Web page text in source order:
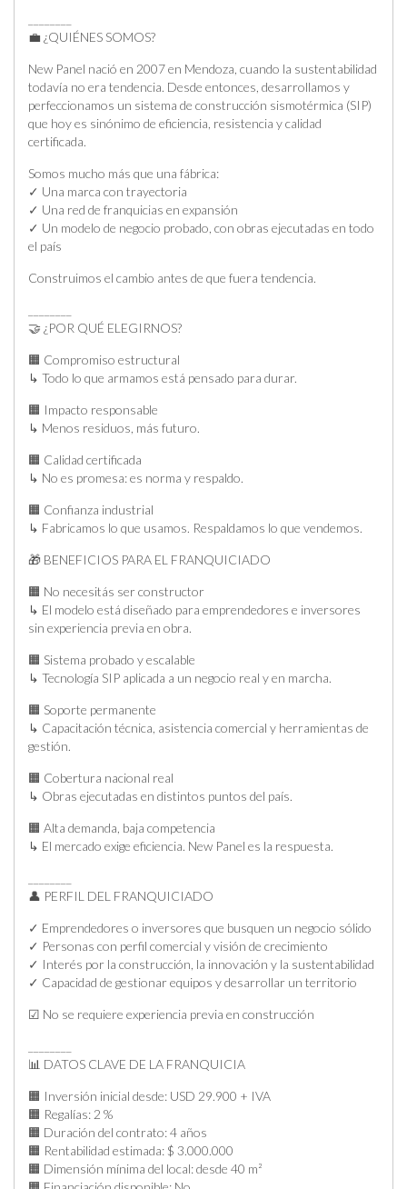
💼 ¿QUIÉNES SOMOS?
New Panel nació en 2007 en Mendoza, cuando la sustentabilidad
todavía no era tendencia. Desde entonces, desarrollamos y
perfeccionamos un sistema de construcción sismotérmica (SIP)
que hoy es sinónimo de eficiencia, resistencia y calidad
certificada.
Somos mucho más que una fábrica:
✓ Una marca con trayectoria
✓ Una red de franquicias en expansión
✓ Un modelo de negocio probado, con obras ejecutadas en todo
el país
Construimos el cambio antes de que fuera tendencia.
🤝 ¿POR QUÉ ELEGIRNOS?
🟧 Compromiso estructural
↳ Todo lo que armamos está pensado para durar.
🟧 Impacto responsable
↳ Menos residuos, más futuro.
🟧 Calidad certificada
↳ No es promesa: es norma y respaldo.
🟧 Confianza industrial
↳ Fabricamos lo que usamos. Respaldamos lo que vendemos.
🎁 BENEFICIOS PARA EL FRANQUICIADO
🟧 No necesitás ser constructor
↳ El modelo está diseñado para emprendedores e inversores
sin experiencia previa en obra.
🟧 Sistema probado y escalable
↳ Tecnología SIP aplicada a un negocio real y en marcha.
🟧 Soporte permanente
↳ Capacitación técnica, asistencia comercial y herramientas de
gestión.
🟧 Cobertura nacional real
↳ Obras ejecutadas en distintos puntos del país.
🟧 Alta demanda, baja competencia
↳ El mercado exige eficiencia. New Panel es la respuesta.
👤 PERFIL DEL FRANQUICIADO
✓ Emprendedores o inversores que busquen un negocio sólido
✓ Personas con perfil comercial y visión de crecimiento
✓ Interés por la construcción, la innovación y la sustentabilidad
✓ Capacidad de gestionar equipos y desarrollar un territorio
☑ No se requiere experiencia previa en construcción
📊 DATOS CLAVE DE LA FRANQUICIA
🟧 Inversión inicial desde: USD 29.900 + IVA
🟧 Regalías: 2 %
🟧 Duración del contrato: 4 años
🟧 Rentabilidad estimada: $ 3.000.000
🟧 Dimensión mínima del local: desde 40 m²